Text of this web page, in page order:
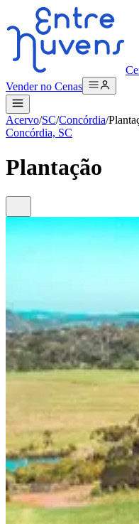
Vender no Cenas
Acervo/SC/Concórdia/
Concórdia, SC
Plantação